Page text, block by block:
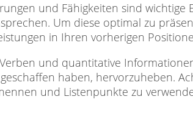
und Fähigkeiten sind wichtige
Um diese optimal zu
in Ihren vorherigen
Verben und quantitative
haben, hervorzuheben.
und Listenpunkte zu